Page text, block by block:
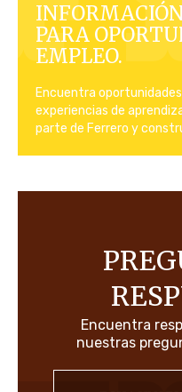
PARA
EMPLEO.
Encuentra
experiencias de
parte de Ferrero y
Encuentra
nuestras